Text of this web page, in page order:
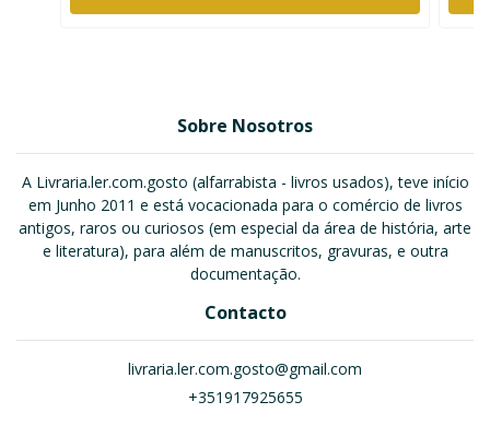
Sobre Nosotros
A Livraria.ler.com.gosto (alfarrabista - livros usados), teve início
em Junho 2011 e está vocacionada para o comércio de livros
antigos, raros ou curiosos (em especial da área de história, arte
e literatura), para além de manuscritos, gravuras, e outra
documentação.
Contacto
livraria.ler.com.gosto@gmail.com
+351917925655